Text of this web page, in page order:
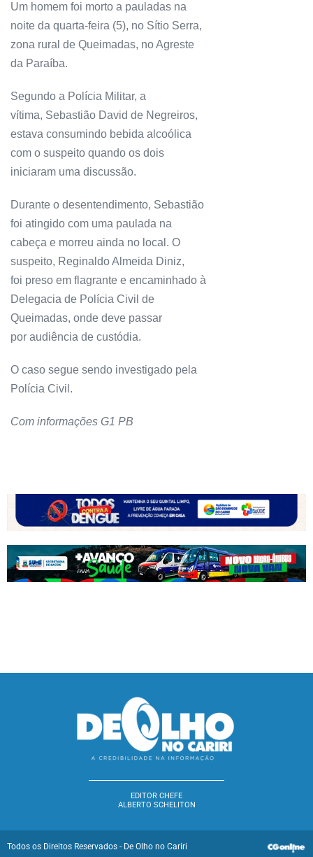
Um homem foi morto a pauladas na
noite da quarta-feira (5), no Sítio Serra,
zona rural de Queimadas, no Agreste
da Paraíba.
Segundo a Polícia Militar, a
vítima, Sebastião David de Negreiros,
estava consumindo bebida alcoólica
com o suspeito quando os dois
iniciaram uma discussão.
Durante o desentendimento, Sebastião
foi atingido com uma paulada na
cabeça e morreu ainda no local. O
suspeito, Reginaldo Almeida Diniz,
foi preso em flagrante e encaminhado à
Delegacia de Polícia Civil de
Queimadas, onde deve passar
por audiência de custódia.
O caso segue sendo investigado pela
Polícia Civil.
Com informações G1 PB
EDITOR CHEFE
ALBERTO SCHELITON
Todos os Direitos Reservados - De Olho no Cariri